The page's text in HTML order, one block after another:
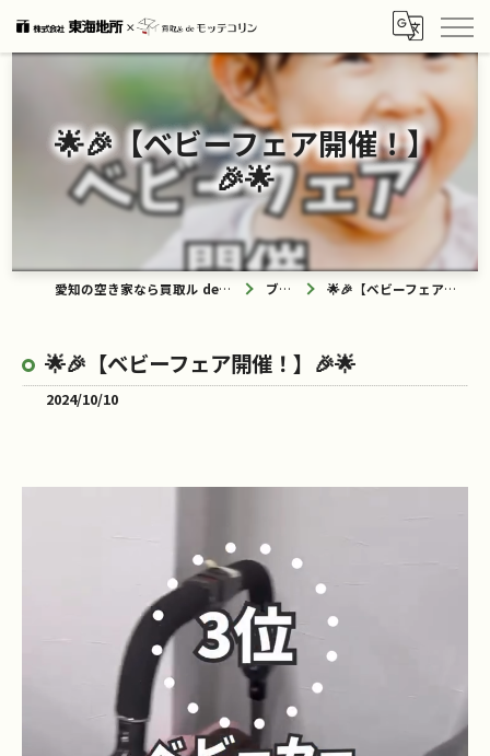
🌟🎉【ベビーフェア開催！】
🎉🌟
愛知の空き家なら買取ル de モッテコリン ブログ 🌟🎉【ベビーフェア開催！】🎉🌟
🌟🎉【ベビーフェア開催！】🎉🌟
2024/10/10